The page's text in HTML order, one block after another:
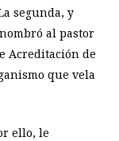
segunda, y
al pastor
Acreditación de
que vela
ello, le